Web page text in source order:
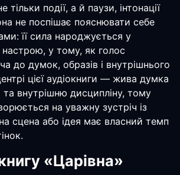
тільки події, а й паузи, інтонації
не поспішає пояснювати себе
її сила народжується у
настрою, у тому, як голос
до думок, образів і внутрішнього
цієї аудіокниги — жива думка
та внутрішню дисципліну, тому
на уважну зустріч із
сцена або ідея має власний темп
«Царівна»